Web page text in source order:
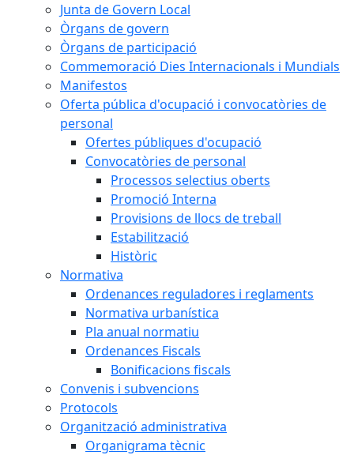
Junta de Govern Local
Òrgans de govern
Òrgans de participació
Commemoració Dies Internacionals i Mundials
Manifestos
Oferta pública d'ocupació i convocatòries de
personal
Ofertes públiques d'ocupació
Convocatòries de personal
Processos selectius oberts
Promoció Interna
Provisions de llocs de treball
Estabilització
Històric
Normativa
Ordenances reguladores i reglaments
Normativa urbanística
Pla anual normatiu
Ordenances Fiscals
Bonificacions fiscals
Convenis i subvencions
Protocols
Organització administrativa
Organigrama tècnic